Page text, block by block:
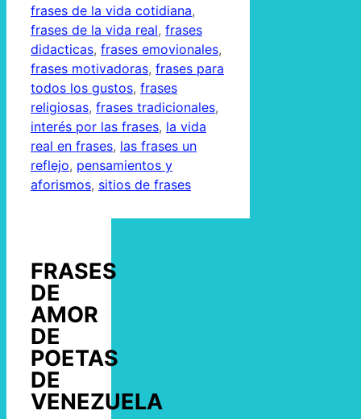
frases de la vida cotidiana,
frases de la vida real, frases
didacticas, frases emovionales,
frases motivadoras, frases para
todos los gustos, frases
religiosas, frases tradicionales,
interés por las frases, la vida
real en frases, las frases un
reflejo, pensamientos y
aforismos, sitios de frases
FRASES
DE
AMOR
DE
POETAS
DE
VENEZUELA